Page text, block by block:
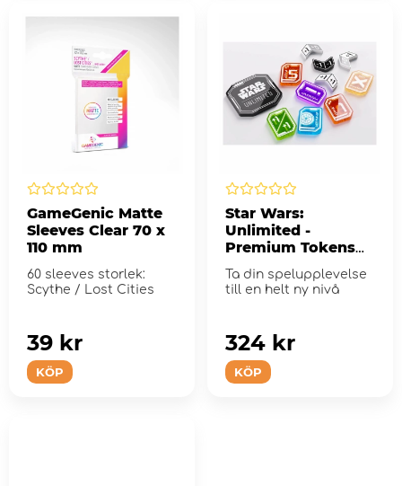
GameGenic Matte
Sleeves Clear 70 x
110 mm
60 sleeves storlek:
Scythe / Lost Cities
KÖP
39 kr
Star Wars:
Unlimited -
Premium Tokens
Pro
Ta din spelupplevelse
till en helt ny nivå
KÖP
324 kr